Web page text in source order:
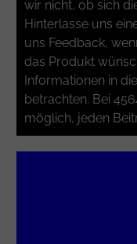
wir nicht, ob sich
Hinterlasse uns
uns Feedback,
das Produkt
Informationen in
betrachten. Bei
möglich, jeden